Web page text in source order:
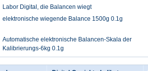
Labor Digital, die Balancen wiegt
elektronische wiegende Balance 1500g 0.1g
Automatische elektronische Balancen-Skala der
Kalibrierungs-6kg 0.1g